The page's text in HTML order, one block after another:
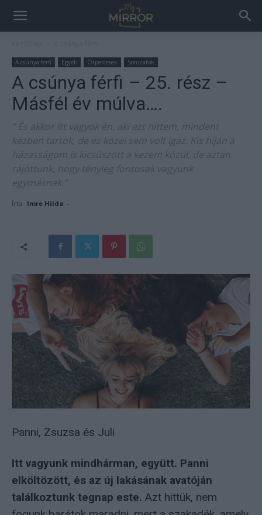
A csúnya férfi Egyéb Ötpercesek Sorozatok
A csúnya férfi – 25. rész –
Másfél év múlva….
“ És akkor itt vagyok én, aki azt hittem, mindent
kézben tartok, de ez közel sem volt igaz. Kis híján a
házasságom is kicsúszott a kezem közül, de aztán
rájöttünk, hogy tényleg fontosak vagyunk
egymásnak.”
Írta: Imre Hilda -
Panni, Zsuzsa és Juli
Itt vagyunk mindhárman, együtt. Panni
elköltözött, és az új lakásának avatóján
találkoztunk tegnap este. Azt hittük, nem